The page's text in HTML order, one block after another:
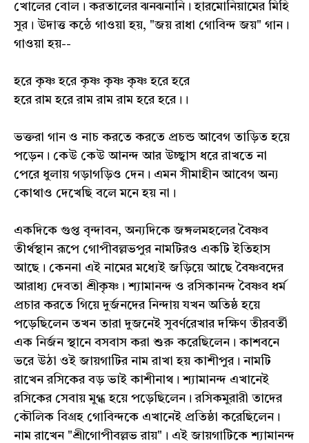
খোলের বোল। করতালের ঝনঝনানি। হারমোনিয়ামের মিহি
সুর। উদাত্ত কন্ঠে গাওয়া হয়, "জয় রাধা গোবিন্দ জয়" গান।
গাওয়া হয়--
হরে কৃষ্ণ হরে কৃষ্ণ কৃষ্ণ কৃষ্ণ হরে হরে
হরে রাম হরে রাম রাম রাম হরে হরে।।
ভক্তরা গান ও নাচ করতে করতে প্রচন্ড আবেগ তাড়িত হয়ে
পড়েন। কেউ কেউ আনন্দ আর উচ্ছ্বাস ধরে রাখতে না
পেরে ধুলায় গড়াগড়িও দেন। এমন সীমাহীন আবেগ অন্য
কোথাও দেখেছি বলে মনে হয় না।
একদিকে গুপ্ত বৃন্দাবন, অন্যদিকে জঙ্গলমহলের বৈষ্ণব
তীর্থস্থান রূপে গোপীবল্লভপুর নামটিরও একটি ইতিহাস
আছে। কেননা এই নামের মধ্যেই জড়িয়ে আছে বৈষ্ণবদের
আরাধ্য দেবতা শ্রীকৃষ্ণ। শ্যামানন্দ ও রসিকানন্দ বৈষ্ণব ধর্ম
প্রচার করতে গিয়ে দুর্জনদের নিন্দায় যখন অতিষ্ঠ হয়ে
পড়েছিলেন তখন তারা দুজনেই সুবর্ণরেখার দক্ষিণ তীরবর্তী
এক নির্জন স্থানে বসবাস করা শুরু করেছিলেন। কাশবনে
ভরে উঠা ওই জায়গাটির নাম রাখা হয় কাশীপুর। নামটি
রাখেন রসিকের বড় ভাই কাশীনাথ। শ্যামানন্দ এখানেই
রসিকের সেবায় মুগ্ধ হয়ে পড়েছিলেন। রসিকমুরারী তাদের
কৌলিক বিগ্রহ গোবিন্দকে এখানেই প্রতিষ্ঠা করেছিলেন।
নাম রাখেন "শ্রীগোপীবল্লভ রায়"। এই জায়গাটিকে শ্যামানন্দ